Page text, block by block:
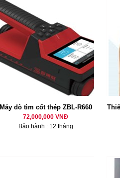
Máy dò tìm cốt thép ZBL-R660
72,000,000 VNĐ
Bảo hành : 12 tháng